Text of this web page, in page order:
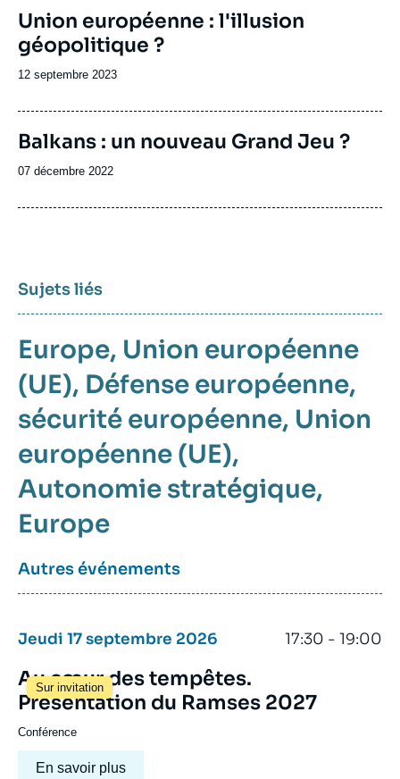
Union européenne : l'illusion
géopolitique ?
Date
publication
12 septembre 2023
Image
de
couverture
de
publication
Balkans : un nouveau Grand Jeu ?
Date
publication
07 décembre 2022
Sujets liés
Europe Union européenne
(UE) Défense européenne
sécurité européenne Union
européenne (UE)
Autonomie stratégique
Europe
Autres événements
Jeudi 17 septembre 2026 17:30 - 19:00
Sur invitation
Au cœur des tempêtes.
Présentation du Ramses 2027
Conférence
En savoir plus